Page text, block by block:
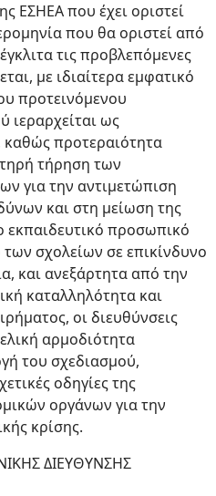
ΕΣΗΕΑ που έχει οριστεί
που θα οριστεί από
τις προβλεπόμενες
με ιδιαίτερα εμφατικό
προτεινόμενου
ιεραρχείται ως
προτεραιότητα
τήρηση των
για την αντιμετώπιση
και στη μείωση της
εκπαιδευτικό προσωπικό
σχολείων σε επικίνδυνο
και ανεξάρτητα από την
καταλληλότητα και
οι διευθύνσεις
αρμοδιότητα
του σχεδιασμού,
οδηγίες της
οργάνων για την
κρίσης.
ΔΙΕΥΘΥΝΣΗΣ